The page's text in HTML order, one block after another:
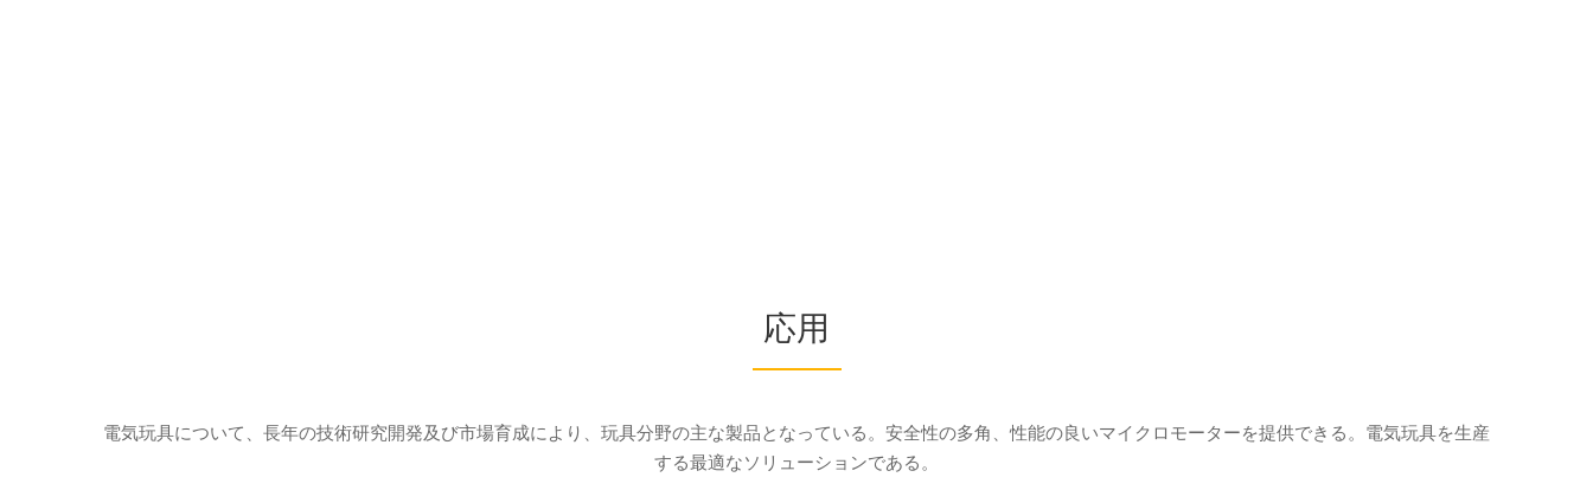
応用
電気玩具について、長年の技術研究開発及び市場育成により、玩具分野の主な製品となっている。安全性の多角、性能の良いマイクロモーターを提供できる。電気玩具を生産
する最適なソリューションである。